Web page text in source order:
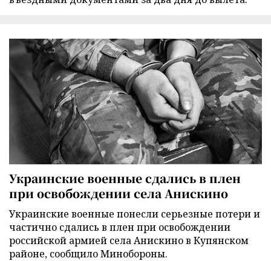
Украинские военные сдались в плен
при освобождении села Анискино
Украинские военные понесли серьезные потери и
частично сдались в плен при освобождении
российской армией села Анискино в Купянском
районе, сообщило Минобороны.